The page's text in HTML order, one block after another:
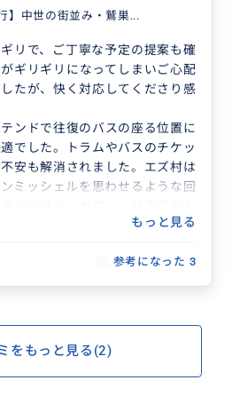
】中世の街並み・鷲巣...
リで、ご丁寧な予定の提案も確
ギリギリになってしまいご心配
たが、快く対応してくださり感
ンドで往復のバスの座る位置に
でした。トラムやバスのチケッ
安も解消されました。エズ村は
ミッシェルを思わせるような回
。何より熱帯植物園からの絶景
ティス美術館への行き方や周り
きました。ツアーに申し込み、
ったことを嬉しく思います。心
もっと見る
参考になった 3
をもっと見る(2)